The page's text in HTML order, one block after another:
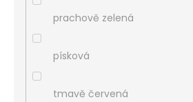
prachově zelená
písková
tmavě červená